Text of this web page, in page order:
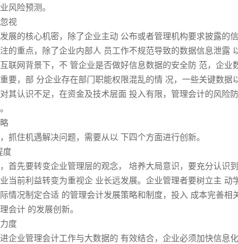
风险预测。
视
展的核心机密，除了企业主动 公布或者管理机构要求披露的
的重点，除了企业内部人 员工作不规范导致的数据信息泄露
联网背景下，不 管企业是否做好信息数据的安全防 范，企
要，部 分企业存在部门职能权限混乱的情 况，一些关键数
其认识不足，在资金及技术层面 投入有限，管理会计的风险
抓住机遇解决问题，需要从以 下四个方面进行创新。
度
首先要转变企业管理层的观念， 培养大局意识，要充分认识
当前利益转变为重视企 业长远发展。企业管理者要树立主
情况制定合适 的管理会计发展策略和制度，投入 成本完善相
会计 的发展创新。
度
企业管理会计工作与大数据的 有效结合，企业必须加快信息